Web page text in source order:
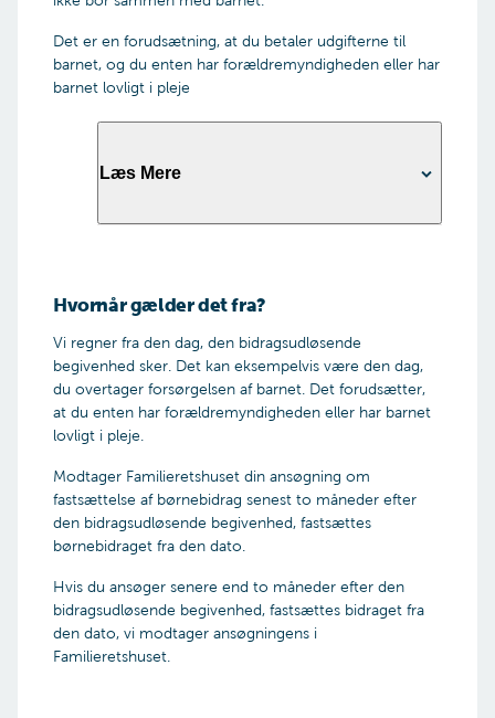
Det er en forudsætning, at du betaler udgifterne til
barnet, og du enten har forældremyndigheden eller har
barnet lovligt i pleje
Læs Mere
måneder, er det en betingelse, at du har en
Ved større børn fortolkes betingelserne for at
have et barn lovligt i pleje dog mere lempeligt.
Hvornår gælder det fra?
Vi regner fra den dag, den bidragsudløsende
begivenhed sker. Det kan eksempelvis være den dag,
du overtager forsørgelsen af barnet. Det forudsætter,
at du enten har forældremyndigheden eller har barnet
lovligt i pleje.
Modtager Familieretshuset din ansøgning om
fastsættelse af børnebidrag senest to måneder efter
den bidragsudløsende begivenhed, fastsættes
børnebidraget fra den dato.
Hvis du ansøger senere end to måneder efter den
bidragsudløsende begivenhed, fastsættes bidraget fra
den dato, vi modtager ansøgningens i
Familieretshuset.